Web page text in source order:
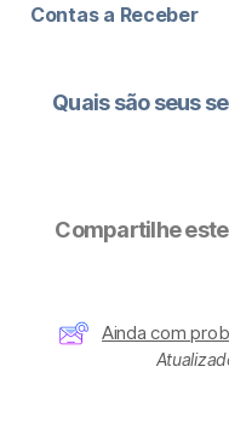
Contas a Receber
Quais são seus
Compartilhe
Ainda com